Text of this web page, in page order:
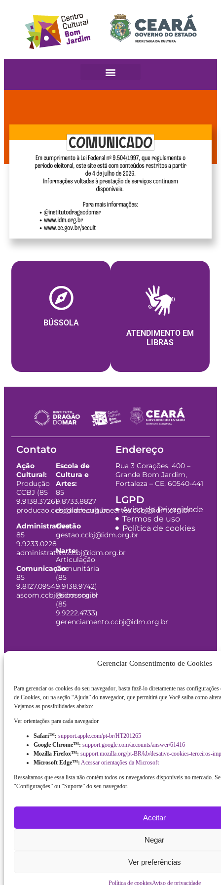
Gerenciar Consentimento de Cookies
Para gerenciar os cookies do seu navegador, basta fazê-lo diretamente nas configurações
de Cookies, ou na seção “Ajuda” do navegador, que permitirá que Você saiba como
Vejamos as possibilidades abaixo:
Ver orientações para cada navegador
Safari™: support.apple.com/pt-br/HT201265
Google Chrome™: support.google.com/accounts/answer/61416
Mozilla Firefox™: support.mozilla.org/pt-BR/kb/desative-cookies-terceiros-
Microsoft Edge™: Acessar orientações da Microsoft
Ressaltamos que essa lista não contém todos os navegadores disponíveis no mercado.
“Configurações” ou “Suporte” do seu navegador.
Aceitar
Negar
Ver preferências
Política de cookiesAviso de privacidade
BÚSSOLA
ATENDIMENTO EM
LIBRAS
Contato
Ação
Cultural:
Produção
CCBJ (85
9.9138.3726)
producao.ccbj@idm.org.br
Administrativo:
85
9.9233.0228
administrativo.ccbj@idm.org.br
Comunicação:
85
9.8127.0954
ascom.ccbj@idm.org.br
Escola de
Cultura e
Artes:
85
9.8733.8827
escoladeculturaeartes.ccbj@idm.org.br
Gestão
gestao.ccbj@idm.org.br
Narte:
Articulação
Comunitária
(85
9.9138.9742)
Psicossocial
(85
9.9222.4733)
gerenciamento.ccbj@idm.org.br
Endereço
Rua 3 Corações, 400 –
Grande Bom Jardim,
Fortaleza – CE, 60540-441
LGPD
Aviso de Privacidade
Termos de uso
Política de cookies